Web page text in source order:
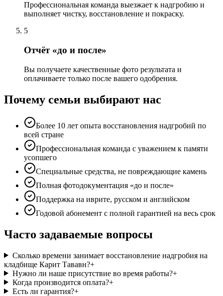
Профессиональная команда выезжает к надгробию и
выполняет чистку, восстановление и покраску.
5
Отчёт «до и после»
Вы получаете качественные фото результата и
оплачиваете только после вашего одобрения.
Почему семьи выбирают нас
Более 10 лет опыта восстановления надгробий по
всей стране
Профессиональная команда с уважением к памяти
усопшего
Специальные средства, не повреждающие камень
Полная фотодокументация «до и после»
Поддержка на иврите, русском и английском
Годовой абонемент с полной гарантией на весь срок
Часто задаваемые вопросы
Сколько времени занимает восстановление надгробия на
кладбище Карит Тававн?+
Нужно ли наше присутствие во время работы?+
Когда производится оплата?+
Есть ли гарантия?+